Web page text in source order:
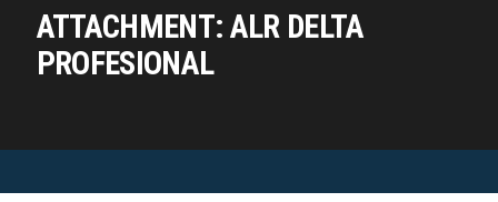
ATTACHMENT: ALR DELTA
PROFESIONAL
EXPOZANTI
EDITII
CONTACT